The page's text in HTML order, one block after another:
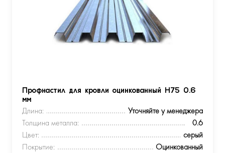
Профнастил для кровли оцинкованный Н75 0.6
мм
Длина:
Уточняйте у менеджера
Толщина металла:
0.6
Цвет:
серый
Покрытие:
Оцинкованный